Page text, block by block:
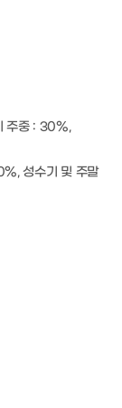
주중 : 30%,
성수기 및 주말